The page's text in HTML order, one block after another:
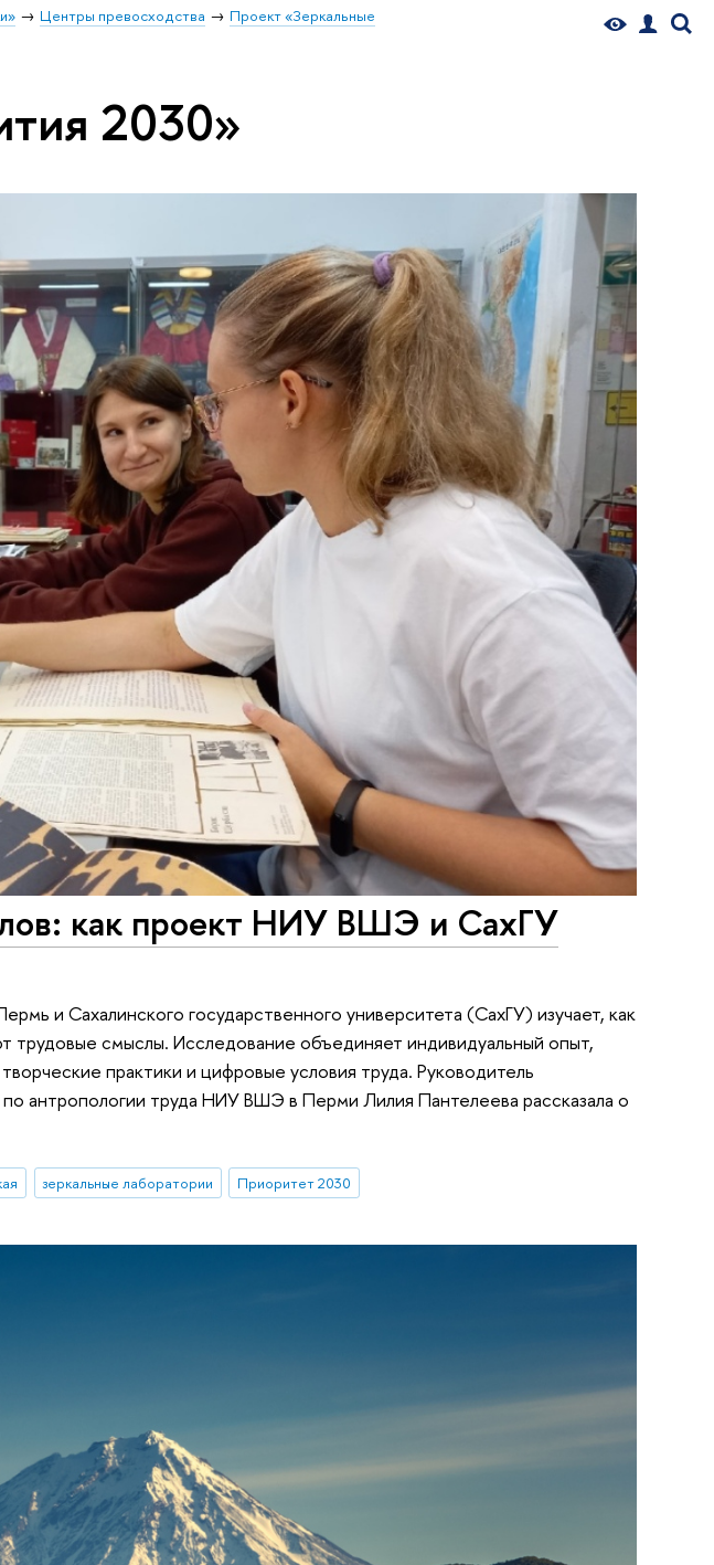
Центры превосходства
Проект «Зеркальные
2030»
как проект НИУ ВШЭ и СахГУ
и Сахалинского государственного университета (СахГУ) изучает, как
трудовые смыслы. Исследование объединяет индивидуальный опыт,
практики и цифровые условия труда. Руководитель
антропологии труда НИУ ВШЭ в Перми Лилия Пантелеева рассказала о
зеркальные лаборатории Приоритет 2030